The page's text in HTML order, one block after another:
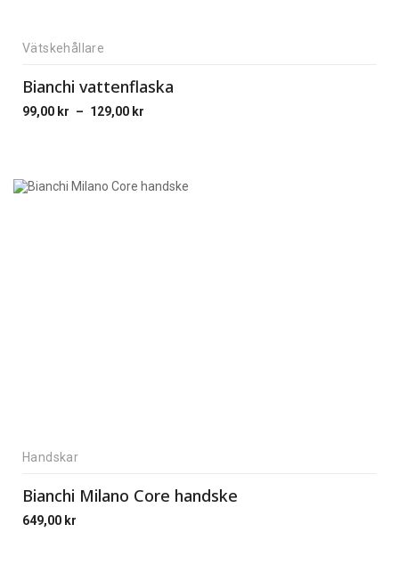
Vätskehållare
Bianchi vattenflaska
99,00 kr – 129,00 kr
129,00 kr
Handskar
Bianchi Milano Core handske
649,00 kr